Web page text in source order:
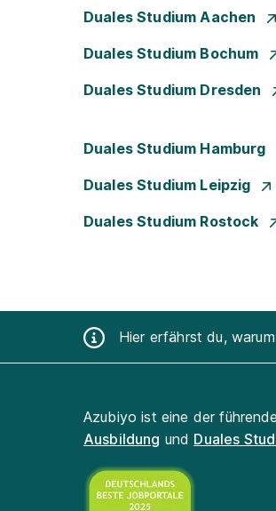
Duales Studium Aachen
Duales Studium Bochum
Duales Studium Dresden
Duales Studium Hamburg
Duales Studium Leipzig
Duales Studium Rostock
Hier erfährst du,
Azubiyo ist eine der
Ausbildung und Duales